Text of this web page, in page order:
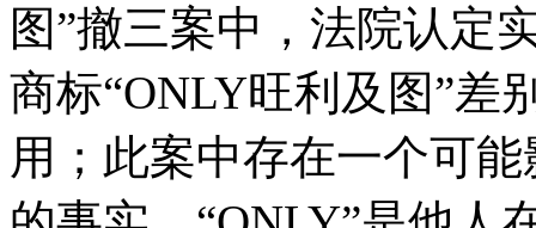
图”撤三案中，法院认定
商标“ONLY旺利及图”差
用；此案中存在一个可